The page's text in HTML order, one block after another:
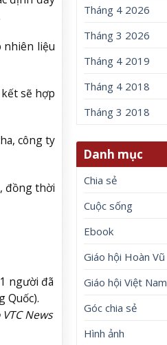
nhiên liệu
sẽ hợp
công ty
đồng thời
người đã
Quốc).
VTC News
Tháng 4 2026
Tháng 3 2026
Tháng 4 2019
Tháng 4 2018
Tháng 3 2018
Danh mục
Chia sẻ
Cuộc sống
Ebook
Giáo hội Hoàn Vũ
Giáo hội Việt Nam
Góc chia sẻ
Hình ảnh